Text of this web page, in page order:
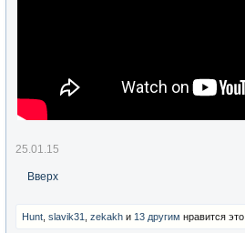
25.01.15
Вверх
Hunt slavik31 zekakh и 13 другим нравится это.